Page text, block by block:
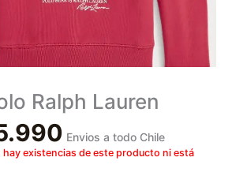
Ralph Lauren
Envios a todo Chile
hay existencias de este producto ni está